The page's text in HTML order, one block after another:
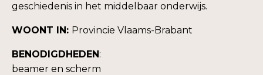
geschiedenis in het middelbaar onderwijs.
WOONT IN: Provincie Vlaams-Brabant
BENODIGDHEDEN:
beamer en scherm